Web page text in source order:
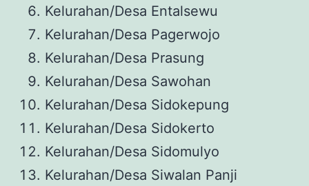
Kelurahan/Desa Entalsewu
Kelurahan/Desa Pagerwojo
Kelurahan/Desa Prasung
Kelurahan/Desa Sawohan
Kelurahan/Desa Sidokepung
Kelurahan/Desa Sidokerto
Kelurahan/Desa Sidomulyo
Kelurahan/Desa Siwalan Panji